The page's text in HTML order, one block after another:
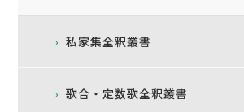
私家集全釈叢書
歌合・定数歌全釈叢書